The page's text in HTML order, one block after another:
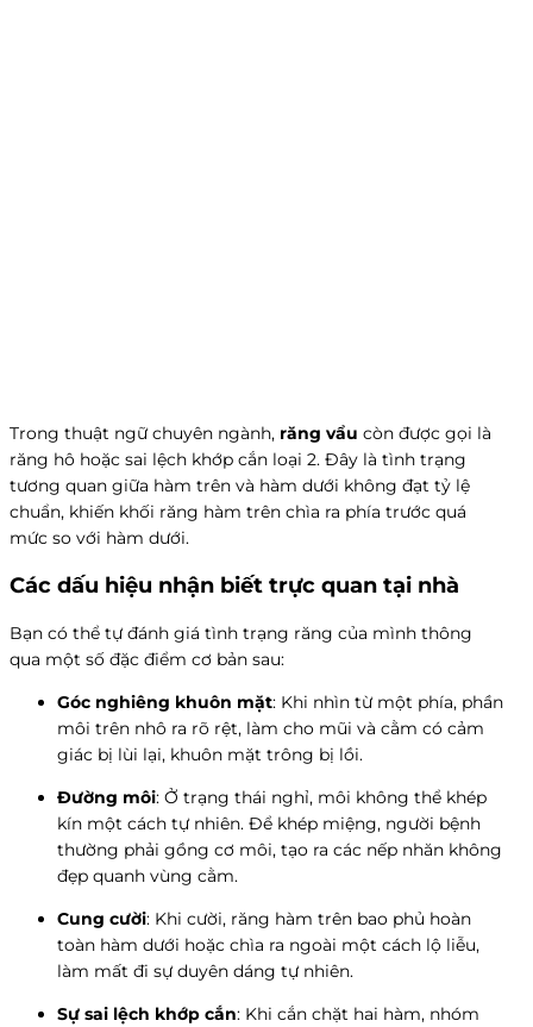
Trong thuật ngữ chuyên ngành, răng vẩu còn được gọi là
răng hô hoặc sai lệch khớp cắn loại 2. Đây là tình trạng
tương quan giữa hàm trên và hàm dưới không đạt tỷ lệ
chuẩn, khiến khối răng hàm trên chìa ra phía trước quá
mức so với hàm dưới.
Các dấu hiệu nhận biết trực quan tại nhà
Bạn có thể tự đánh giá tình trạng răng của mình thông
qua một số đặc điểm cơ bản sau:
Góc nghiêng khuôn mặt: Khi nhìn từ một phía, phần
môi trên nhô ra rõ rệt, làm cho mũi và cằm có cảm
giác bị lùi lại, khuôn mặt trông bị lồi.
Đường môi: Ở trạng thái nghỉ, môi không thể khép
kín một cách tự nhiên. Để khép miệng, người bệnh
thường phải gồng cơ môi, tạo ra các nếp nhăn không
đẹp quanh vùng cằm.
Cung cười: Khi cười, răng hàm trên bao phủ hoàn
toàn hàm dưới hoặc chìa ra ngoài một cách lộ liễu,
làm mất đi sự duyên dáng tự nhiên.
Sự sai lệch khớp cắn: Khi cắn chặt hai hàm, nhóm